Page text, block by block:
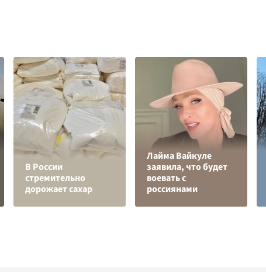
В России
стремительно
дорожает сахар
Лайма Вайкуле
заявила, что будет
воевать с
россиянами